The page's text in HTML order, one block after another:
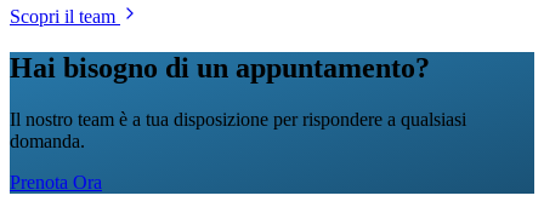
Scopri il team
Hai bisogno di un appuntamento?
Il nostro team è a tua disposizione per rispondere a qualsiasi
domanda.
Prenota Ora